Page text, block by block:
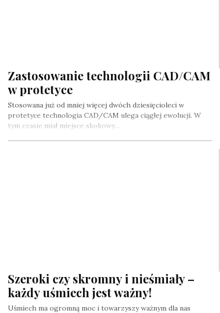
Zastosowanie technologii CAD/CAM
w protetyce
Stosowana już od mniej więcej dwóch dziesięcioleci w
protetyce technologia CAD/CAM ulega ciągłej ewolucji. W
tym czasie miał miejsce skokowy…
Szeroki czy skromny i nieśmiały –
każdy uśmiech jest ważny!
Uśmiech ma ogromną moc i towarzyszy ważnym dla nas